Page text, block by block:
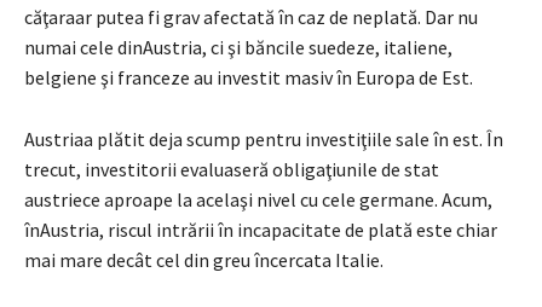
căţaraar putea fi grav afectată în caz de neplată. Dar nu
numai cele dinAustria, ci şi băncile suedeze, italiene,
belgiene şi franceze au investit masiv în Europa de Est.
Austriaa plătit deja scump pentru investiţiile sale în est. În
trecut, investitorii evaluaseră obligaţiunile de stat
austriece aproape la acelaşi nivel cu cele germane. Acum,
înAustria, riscul intrării în incapacitate de plată este chiar
mai mare decât cel din greu încercata Italie.